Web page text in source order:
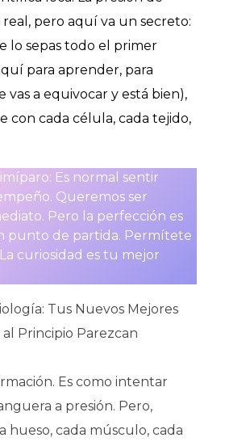
real, pero aquí va un secreto:
lo sepas todo el primer
para aprender, para
vas a equivocar y está bien),
con cada célula, cada tejido,
Es normal sentir
Queremos ser
Pero la perfección es
punto de partida. Permítete
curiosidad es tu mejor
Tus Nuevos Mejores
Principio Parezcan
Es como intentar
a presión. Pero,
hueso, cada músculo, cada